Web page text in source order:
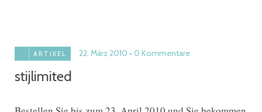
ARTIKEL 22. März 2010 0 Kommentare
stijlimited